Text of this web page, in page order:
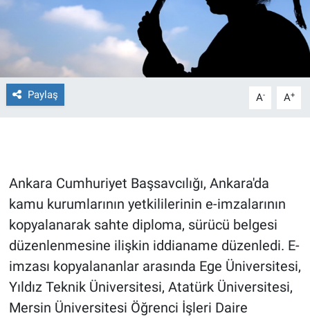
Paylaş A- A+
Ankara Cumhuriyet Başsavcılığı, Ankara'da
kamu kurumlarının yetkililerinin e-imzalarının
kopyalanarak sahte diploma, sürücü belgesi
düzenlenmesine ilişkin iddianame düzenledi. E-
imzası kopyalananlar arasında Ege Üniversitesi,
Yıldız Teknik Üniversitesi, Atatürk Üniversitesi,
Mersin Üniversitesi Öğrenci İşleri Daire
Gerçeğin İzinde
Gün Başlıyor
Gün Bitiyor
Günün görüntüsü
Haber
İlan
Kimdir